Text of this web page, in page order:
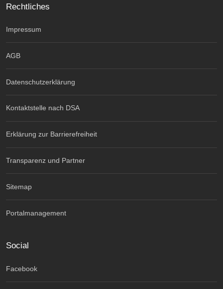
Rechtliches
Impressum
AGB
Datenschutzerklärung
Kontaktstelle nach DSA
Erklärung zur Barrierefreiheit
Transparenz und Partner
Sitemap
Portalmanagement
Social
Facebook